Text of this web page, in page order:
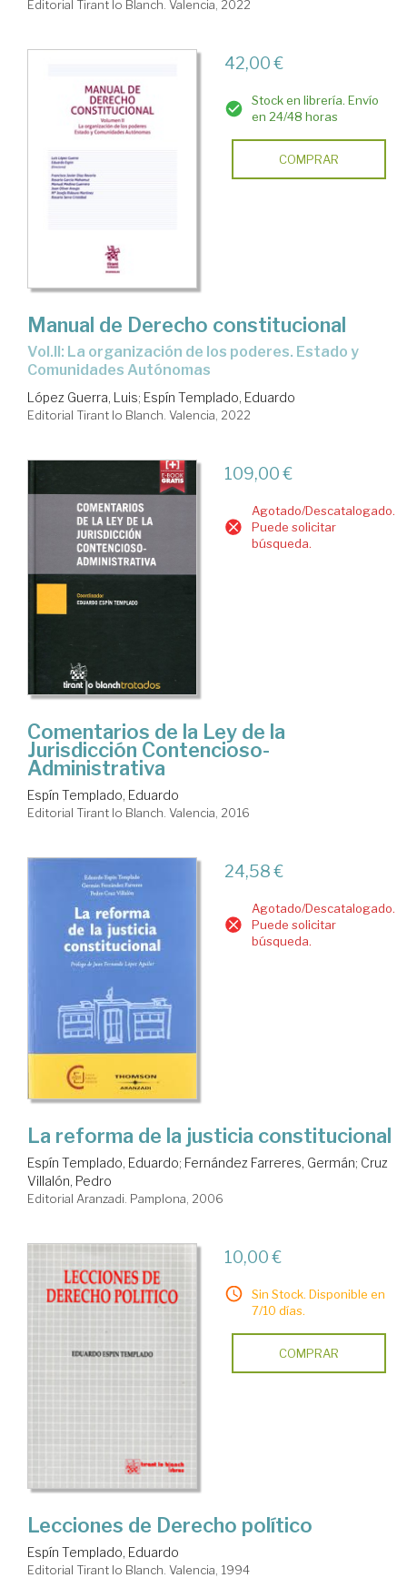
Editorial Tirant lo Blanch. Valencia, 2022
42,00 €
Stock en librería. Envío
en 24/48 horas
COMPRAR
Manual de Derecho constitucional
Vol.II: La organización de los poderes. Estado y
Comunidades Autónomas
López Guerra, Luis; Espín Templado, Eduardo
Editorial Tirant lo Blanch. Valencia, 2022
109,00 €
Agotado/Descatalogado.
Puede solicitar
búsqueda.
Comentarios de la Ley de la
Jurisdicción Contencioso-
Administrativa
Espín Templado, Eduardo
Editorial Tirant lo Blanch. Valencia, 2016
24,58 €
Agotado/Descatalogado.
Puede solicitar
búsqueda.
La reforma de la justicia constitucional
Espín Templado, Eduardo; Fernández Farreres, Germán; Cruz
Villalón, Pedro
Editorial Aranzadi. Pamplona, 2006
10,00 €
Sin Stock. Disponible en
7/10 días.
COMPRAR
Lecciones de Derecho político
Espín Templado, Eduardo
Editorial Tirant lo Blanch. Valencia, 1994